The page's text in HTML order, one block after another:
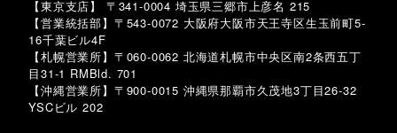
【東京支店】 〒341-0004 埼玉県三郷市上彦名 215
【営業統括部】〒543-0072 大阪府大阪市天王寺区生玉前町5-
16千葉ビル4F
【札幌営業所】〒060-0062 北海道札幌市中央区南2条西五丁
目31-1 RMBld. 701
【沖縄営業所】〒900-0015 沖縄県那覇市久茂地3丁目26-32
YSCビル 202